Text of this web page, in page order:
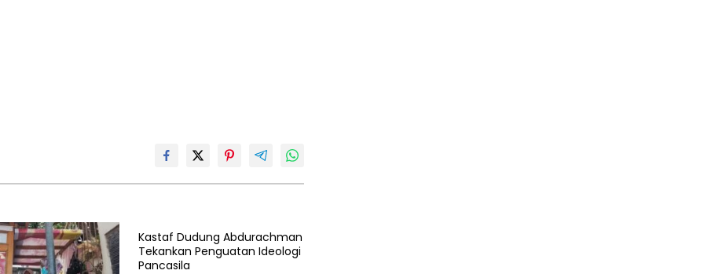
Kastaf Dudung Abdurachman
Tekankan Penguatan Ideologi
Pancasila